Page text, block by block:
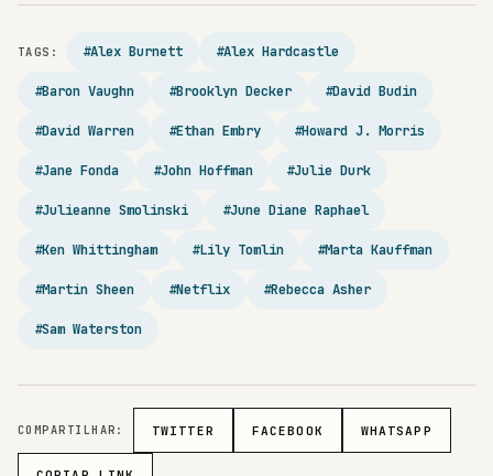
TAGS: #Alex Burnett #Alex Hardcastle
#Baron Vaughn #Brooklyn Decker #David Budin
#David Warren #Ethan Embry #Howard J. Morris
#Jane Fonda #John Hoffman #Julie Durk
#Julieanne Smolinski #June Diane Raphael
#Ken Whittingham #Lily Tomlin #Marta Kauffman
#Martin Sheen #Netflix #Rebecca Asher
#Sam Waterston
COMPARTILHAR: TWITTER FACEBOOK WHATSAPP